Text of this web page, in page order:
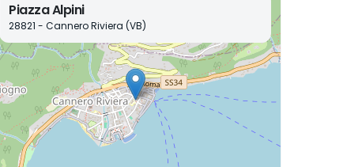
Piazza Alpini
28821 - Cannero Riviera (VB)